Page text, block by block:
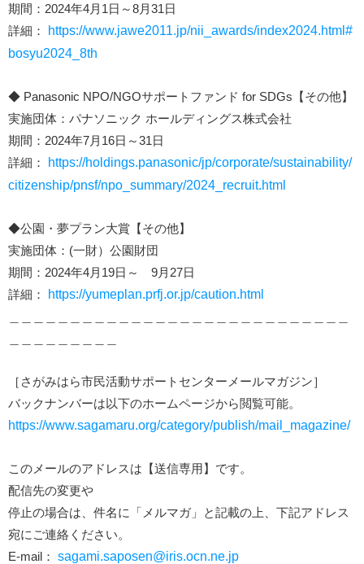
期間：2024年4月1日～8月31日
詳細：
https://www.jawe2011.jp/nii_awards/index2024.html#
bosyu2024_8th
◆ Panasonic NPO/NGOサポートファンド for SDGs【その他】
実施団体：パナソニック ホールディングス株式会社
期間：2024年7月16日～31日
詳細：
https://holdings.panasonic/jp/corporate/sustainability/
citizenship/pnsf/npo_summary/2024_recruit.html
◆公園・夢プラン大賞【その他】
実施団体：(一財）公園財団
期間：2024年4月19日～ 9月27日
詳細：
https://yumeplan.prfj.or.jp/caution.html
［さがみはら市民活動サポートセンターメールマガジン］
バックナンバーは以下のホームページから閲覧可能。
https://www.sagamaru.org/category/publish/mail_magazine/
このメールのアドレスは【送信専用】です。
配信先の変更や
停止の場合は、件名に「メルマガ」と記載の上、下記アドレス
宛にご連絡ください。
E-mail： sagami.saposen@iris.ocn.ne.jp